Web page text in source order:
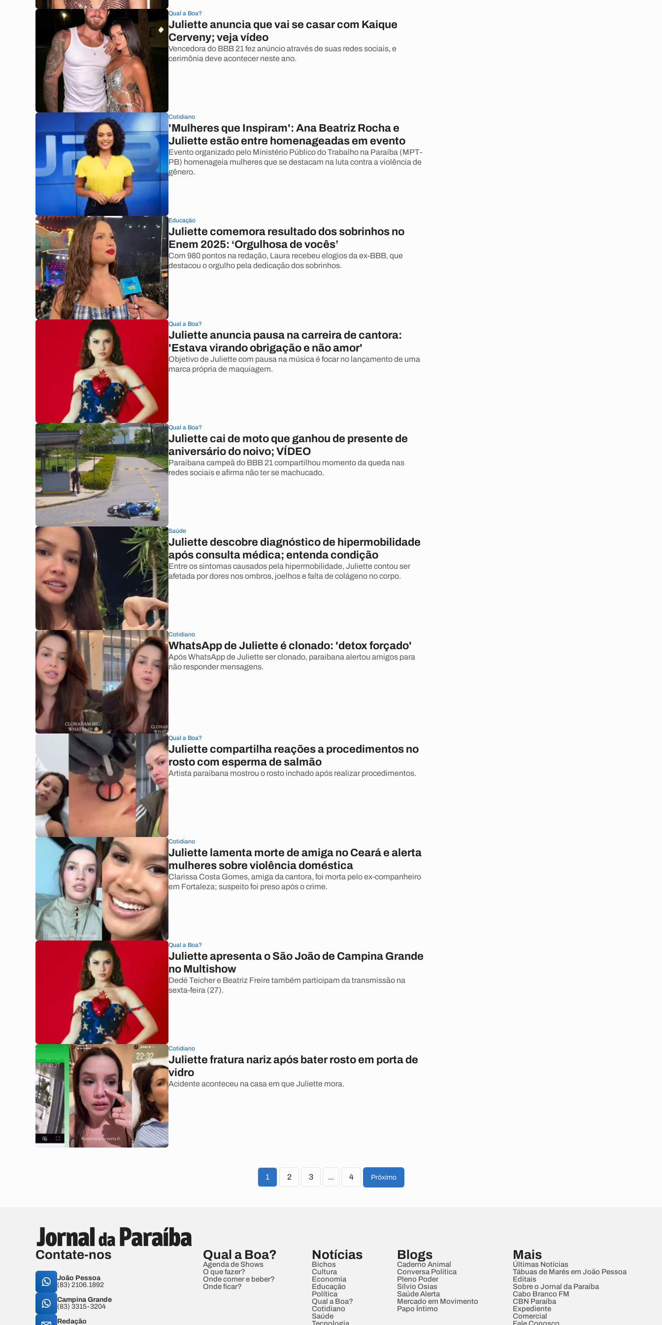
Qual a Boa?
Juliette anuncia que vai se casar com Kaique
Cerveny; veja vídeo
Vencedora do BBB 21 fez anúncio através de suas redes sociais, e
cerimônia deve acontecer neste ano.
Cotidiano
'Mulheres que Inspiram': Ana Beatriz Rocha e
Juliette estão entre homenageadas em evento
Evento organizado pelo Ministério Público do Trabalho na Paraíba (MPT-
PB) homenageia mulheres que se destacam na luta contra a violência de
gênero.
Educação
Juliette comemora resultado dos sobrinhos no
Enem 2025: ‘Orgulhosa de vocês’
Com 980 pontos na redação, Laura recebeu elogios da ex-BBB, que
destacou o orgulho pela dedicação dos sobrinhos.
Qual a Boa?
Juliette anuncia pausa na carreira de cantora:
'Estava virando obrigação e não amor'
Objetivo de Juliette com pausa na música é focar no lançamento de uma
marca própria de maquiagem.
Qual a Boa?
Juliette cai de moto que ganhou de presente de
aniversário do noivo; VÍDEO
Paraibana campeã do BBB 21 compartilhou momento da queda nas
redes sociais e afirma não ter se machucado.
Saúde
Juliette descobre diagnóstico de hipermobilidade
após consulta médica; entenda condição
Entre os sintomas causados pela hipermobilidade, Juliette contou ser
afetada por dores nos ombros, joelhos e falta de colágeno no corpo.
Cotidiano
WhatsApp de Juliette é clonado: 'detox forçado'
Após WhatsApp de Juliette ser clonado, paraibana alertou amigos para
não responder mensagens.
Qual a Boa?
Juliette compartilha reações a procedimentos no
rosto com esperma de salmão
Artista paraibana mostrou o rosto inchado após realizar procedimentos.
Cotidiano
Juliette lamenta morte de amiga no Ceará e alerta
mulheres sobre violência doméstica
Clarissa Costa Gomes, amiga da cantora, foi morta pelo ex-companheiro
em Fortaleza; suspeito foi preso após o crime.
Qual a Boa?
Juliette apresenta o São João de Campina Grande
no Multishow
Dedé Teicher e Beatriz Freire também participam da transmissão na
sexta-feira (27).
Cotidiano
Juliette fratura nariz após bater rosto em porta de
vidro
Acidente aconteceu na casa em que Juliette mora.
1 2 3 ... 4 Próximo
Contate-nos
João Pessoa
(83) 2106.1892
Campina Grande
(83) 3315-3204
Redação
Qual a Boa?
Agenda de Shows
O que fazer?
Onde comer e beber?
Onde ficar?
Notícias
Bichos
Cultura
Economia
Educação
Política
Qual a Boa?
Cotidiano
Saúde
Blogs
Caderno Animal
Conversa Política
Pleno Poder
Sílvio Osias
Saúde Alerta
Mercado em Movimento
Papo Íntimo
Mais
Últimas Notícias
Tábuas de Marés em João Pessoa
Editais
Sobre o Jornal da Paraíba
Cabo Branco FM
CBN Paraíba
Expediente
Comercial